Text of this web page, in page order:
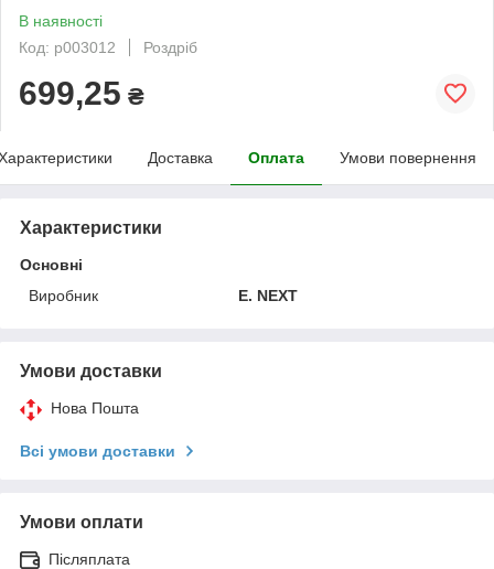
В наявності
Код: p003012
Роздріб
699,25 ₴
Доставка Оплата Умови повернення
Характеристики
Основні
Виробник
E. NEXT
Умови доставки
Нова Пошта
Всі умови доставки
Умови оплати
Післяплата